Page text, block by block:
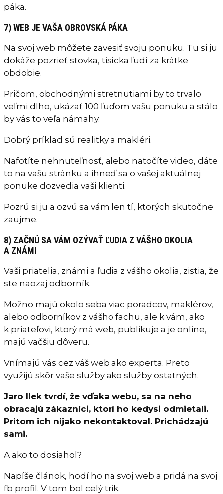
páka.
7) WEB JE VAŠA OBROVSKÁ PÁKA
Na svoj web môžete zavesiť svoju ponuku. Tu si ju
dokáže pozrieť stovka, tisícka ľudí za krátke
obdobie.
Pričom, obchodnými stretnutiami by to trvalo
veľmi dlho, ukázať 100 ľuďom vašu ponuku a stálo
by vás to veľa námahy.
Dobrý príklad sú realitky a makléri.
Nafotíte nehnuteľnosť, alebo natočíte video, dáte
to na vašu stránku a ihneď sa o vašej aktuálnej
ponuke dozvedia vaši klienti.
Pozrú si ju a ozvú sa vám len tí, ktorých skutočne
zaujme.
8) ZAČNÚ SA VÁM OZÝVAŤ ĽUDIA Z VÁŠHO OKOLIA
A ZNÁMI
Vaši priatelia, známi a ľudia z vášho okolia, zistia, že
ste naozaj odborník.
Možno majú okolo seba viac poradcov, maklérov,
alebo odborníkov z vášho fachu, ale k vám, ako
k priateľovi, ktorý má web, publikuje a je online,
majú väčšiu dôveru.
Vnímajú vás cez váš web ako experta. Preto
využijú skôr vaše služby ako služby ostatných.
Jaro Ilek tvrdí, že vďaka webu, sa na neho
obracajú zákazníci, ktorí ho kedysi odmietali.
Pritom ich nijako nekontaktoval. Prichádzajú
sami.
A ako to dosiahol?
Napíše článok, hodí ho na svoj web a pridá na svoj
fb profil. V tom bol celý trik.